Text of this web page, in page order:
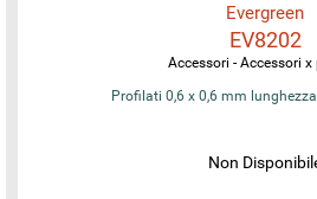
Evergreen
EV8202
Accessori - Accessori
Profilati 0,6 x 0,6 mm
Non